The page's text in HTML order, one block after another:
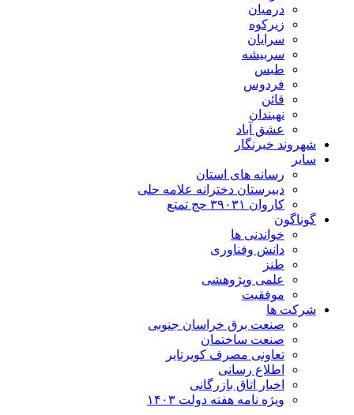
درمیان
زیرکوه
سرایان
سربیشه
طبس
فردوس
قائن
نهبندان
عشق آباد
شهروند خبرنگار
سایر
رسانه های استان
دبیرستان دخترانه علامه حلی
کاروان ۳۹۰۳۱ حج تمتع
گوناگون
خواندنی ها
دانش وفناوری
طنز
علمی وپژوهشی
موفقیت
شرکت ها
صنعت برق خراسان جنوبی
صنعت ساختمان
تعاونی مصرف کویرتایر
اطلاع رسانی
اخبار اتاق بازرگانی
ویژه نامه هفته دولت ۱۴۰۳